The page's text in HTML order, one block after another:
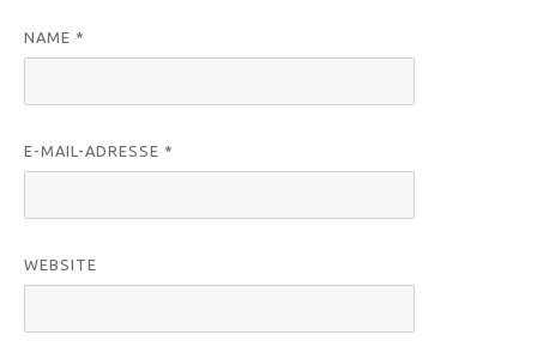
NAME *
E-MAIL-ADRESSE *
WEBSITE